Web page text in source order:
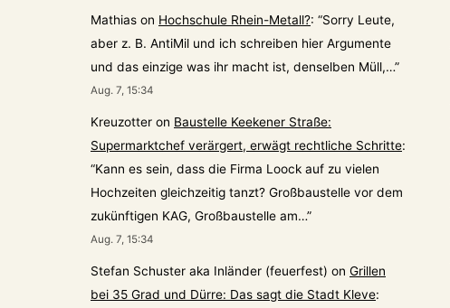
Mathias on Hochschule Rhein-Metall?: “Sorry Leute,
aber z. B. AntiMil und ich schreiben hier Argumente
und das einzige was ihr macht ist, denselben Müll,…”
Aug. 7, 15:34
Kreuzotter on Baustelle Keekener Straße:
Supermarktchef verärgert, erwägt rechtliche Schritte:
“Kann es sein, dass die Firma Loock auf zu vielen
Hochzeiten gleichzeitig tanzt? Großbaustelle vor dem
zukünftigen KAG, Großbaustelle am…”
Aug. 7, 15:34
Stefan Schuster aka Inländer (feuerfest) on Grillen
bei 35 Grad und Dürre: Das sagt die Stadt Kleve: